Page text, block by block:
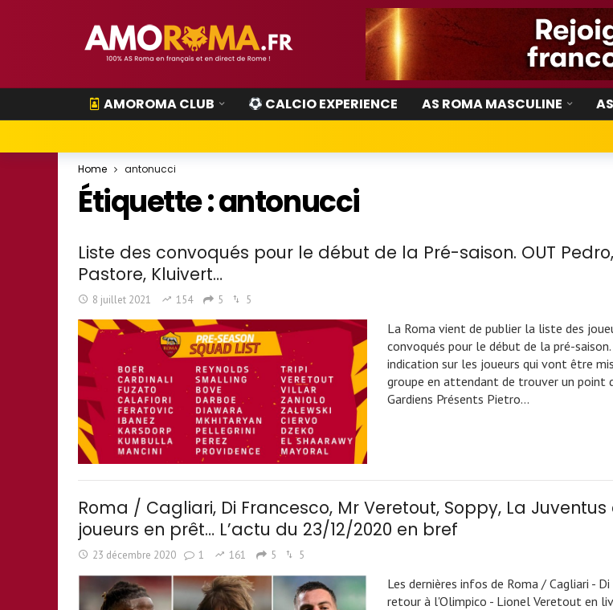
AMOROMA CLUB CALCIO EXPERIENCE AS ROMA MASCULINE
Home antonucci
Étiquette :antonucci
Liste des convoqués pour le début de la Pré-saison. OUT Pedro,
Pastore, Kluivert…
8 juillet 2021 154 5 5
La Roma vient de publier la liste des
convoqués pour le début de la pré-saison.
indication sur les joueurs qui vont être
groupe en attendant de trouver un point
Gardiens Présents Pietro…
Roma / Cagliari, Di Francesco, Mr Veretout, Soppy, La Juventus
joueurs en prêt… L’actu du 23/12/2020 en bref
23 décembre 2020 1 161 5 5
Les dernières infos de Roma / Cagliari -
retour à l'Olimpico - Lionel Veretout en